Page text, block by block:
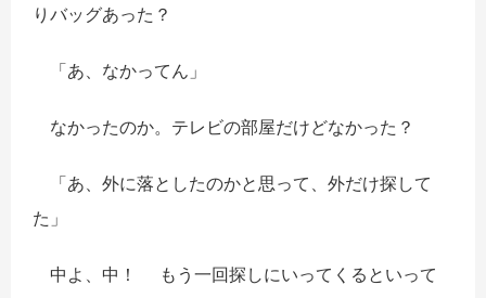
りバッグあった？
「あ、なかってん」
なかったのか。テレビの部屋だけどなかった？
「あ、外に落としたのかと思って、外だけ探して
た」
中よ、中！ もう一回探しにいってくるといって